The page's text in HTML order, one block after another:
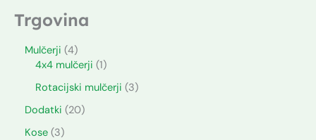
Trgovina
Mulčerji 4
4x4 mulčerji 1
Rotacijski mulčerji 3
Dodatki 20
Kose 3